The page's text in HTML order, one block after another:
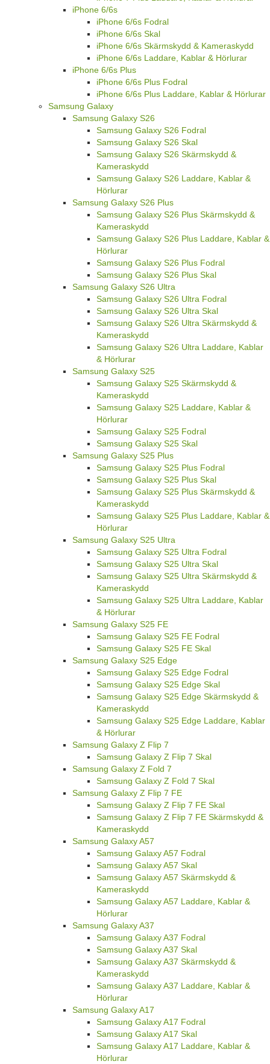
iPhone 6/6s
iPhone 6/6s Fodral
iPhone 6/6s Skal
iPhone 6/6s Skärmskydd & Kameraskydd
iPhone 6/6s Laddare, Kablar & Hörlurar
iPhone 6/6s Plus
iPhone 6/6s Plus Fodral
iPhone 6/6s Plus Laddare, Kablar & Hörlurar
Samsung Galaxy
Samsung Galaxy S26
Samsung Galaxy S26 Fodral
Samsung Galaxy S26 Skal
Samsung Galaxy S26 Skärmskydd &
Kameraskydd
Samsung Galaxy S26 Laddare, Kablar &
Hörlurar
Samsung Galaxy S26 Plus
Samsung Galaxy S26 Plus Skärmskydd &
Kameraskydd
Samsung Galaxy S26 Plus Laddare, Kablar &
Hörlurar
Samsung Galaxy S26 Plus Fodral
Samsung Galaxy S26 Plus Skal
Samsung Galaxy S26 Ultra
Samsung Galaxy S26 Ultra Fodral
Samsung Galaxy S26 Ultra Skal
Samsung Galaxy S26 Ultra Skärmskydd &
Kameraskydd
Samsung Galaxy S26 Ultra Laddare, Kablar
& Hörlurar
Samsung Galaxy S25
Samsung Galaxy S25 Skärmskydd &
Kameraskydd
Samsung Galaxy S25 Laddare, Kablar &
Hörlurar
Samsung Galaxy S25 Fodral
Samsung Galaxy S25 Skal
Samsung Galaxy S25 Plus
Samsung Galaxy S25 Plus Fodral
Samsung Galaxy S25 Plus Skal
Samsung Galaxy S25 Plus Skärmskydd &
Kameraskydd
Samsung Galaxy S25 Plus Laddare, Kablar &
Hörlurar
Samsung Galaxy S25 Ultra
Samsung Galaxy S25 Ultra Fodral
Samsung Galaxy S25 Ultra Skal
Samsung Galaxy S25 Ultra Skärmskydd &
Kameraskydd
Samsung Galaxy S25 Ultra Laddare, Kablar
& Hörlurar
Samsung Galaxy S25 FE
Samsung Galaxy S25 FE Fodral
Samsung Galaxy S25 FE Skal
Samsung Galaxy S25 Edge
Samsung Galaxy S25 Edge Fodral
Samsung Galaxy S25 Edge Skal
Samsung Galaxy S25 Edge Skärmskydd &
Kameraskydd
Samsung Galaxy S25 Edge Laddare, Kablar
& Hörlurar
Samsung Galaxy Z Flip 7
Samsung Galaxy Z Flip 7 Skal
Samsung Galaxy Z Fold 7
Samsung Galaxy Z Fold 7 Skal
Samsung Galaxy Z Flip 7 FE
Samsung Galaxy Z Flip 7 FE Skal
Samsung Galaxy Z Flip 7 FE Skärmskydd &
Kameraskydd
Samsung Galaxy A57
Samsung Galaxy A57 Fodral
Samsung Galaxy A57 Skal
Samsung Galaxy A57 Skärmskydd &
Kameraskydd
Samsung Galaxy A57 Laddare, Kablar &
Hörlurar
Samsung Galaxy A37
Samsung Galaxy A37 Fodral
Samsung Galaxy A37 Skal
Samsung Galaxy A37 Skärmskydd &
Kameraskydd
Samsung Galaxy A37 Laddare, Kablar &
Hörlurar
Samsung Galaxy A17
Samsung Galaxy A17 Fodral
Samsung Galaxy A17 Skal
Samsung Galaxy A17 Laddare, Kablar &
Hörlurar